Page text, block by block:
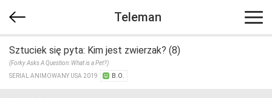
Teleman
Sztuciek się pyta: Kim jest zwierzak? (8)
(Forky Asks A Question: What is a Pet?)
SERIAL ANIMOWANY USA 2019
B.O.